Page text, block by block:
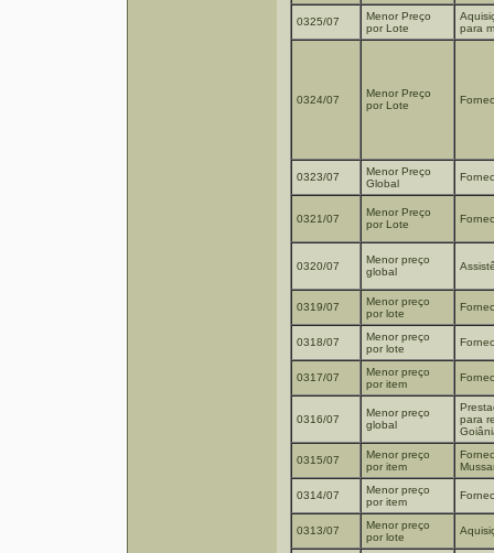
0325/07
Menor Preço
por Lote
para
0324/07
Menor Preço
por Lote
0323/07
Menor Preço
Global
0321/07
Menor Preço
por Lote
0320/07
Menor preço
global
0319/07
Menor preço
por lote
0318/07
Menor preço
por lote
0317/07
Menor preço
por item
0316/07
Menor preço
global
para
0315/07
Menor preço
por item
0314/07
Menor preço
por item
0313/07
Menor preço
por lote